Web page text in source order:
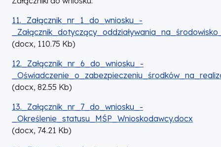
DOKUMENT
11._Załącznik_nr_1_do_wniosku_-
(docx, 110.75 Kb)
DOKUMENT
12._Załącznik_nr_6_do_wniosku_-
(docx, 82.55 Kb)
DOKUMENT
13._Załącznik_nr_7_do_wniosku_-
_Określenie_statusu_MŚP_Wnioskodawcy.docx
(docx, 74.21 Kb)